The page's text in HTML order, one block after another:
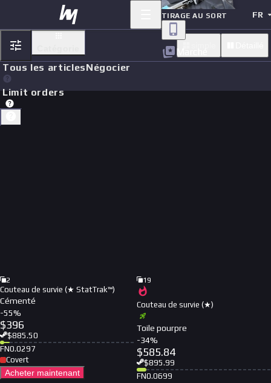
TIRAGE AU SORT
Marché
FR
Tous les articlesNégocier
Limit orders
2
Couteau de survie (★ StatTrak™)
Cémenté
-55%
$396
$885.50
FN0.0297
Covert
Acheter maintenant
19
Couteau de survie (★)
Toile pourpre
-34%
$585.84
$895.99
FN0.0699